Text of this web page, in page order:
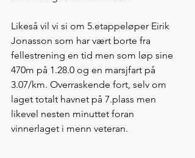
Likeså vil vi si om 5.etappeløper Eirik
Jonasson som har vært borte fra
fellestrening en tid men som løp sine
470m på 1.28.0 og en marsjfart på
3.07/km. Overraskende fort, selv om
laget totalt havnet på 7.plass men
likevel nesten minuttet foran
vinnerlaget i menn veteran.